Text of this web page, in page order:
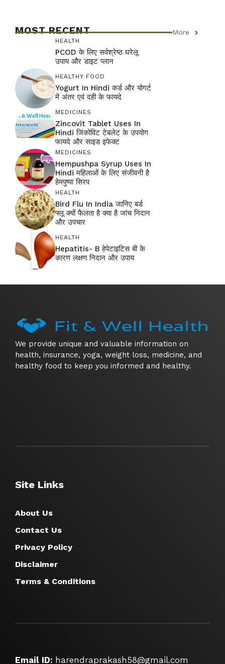
MOST RECENT More
HEALTH
PCOD के लिए सर्वश्रेष्ठ घरेलू
उपाय और डाइट प्लान
HEALTHY FOOD
Yogurt In Hindi कर्ड और योगर्ट
में अंतर एवं दही के फायदे
MEDICINES
Zincovit Tablet Uses In
Hindi जिंकोविट टेबलेट के उपयोग
फायदे और साइड इफेक्ट
MEDICINES
Hempushpa Syrup Uses In
Hindi महिलाओं के लिए संजीवनी है
हेमपुष्पा सिरप
HEALTH
Bird Flu In India जानिए बर्ड
फ्लू क्यों फैलता है क्या है जांच निदान
और उपचार
HEALTH
Hepatitis- B हेपेटाइटिस बी के
कारण लक्षण निदान और उपाय
We provide unique and valuable information on
health, insurance, yoga, weight loss, medicine, and
healthy food to keep you informed and healthy.
Site Links
About Us
Contact Us
Privacy Policy
Disclaimer
Terms & Conditions
Email ID: harendraprakash58@gmail.com